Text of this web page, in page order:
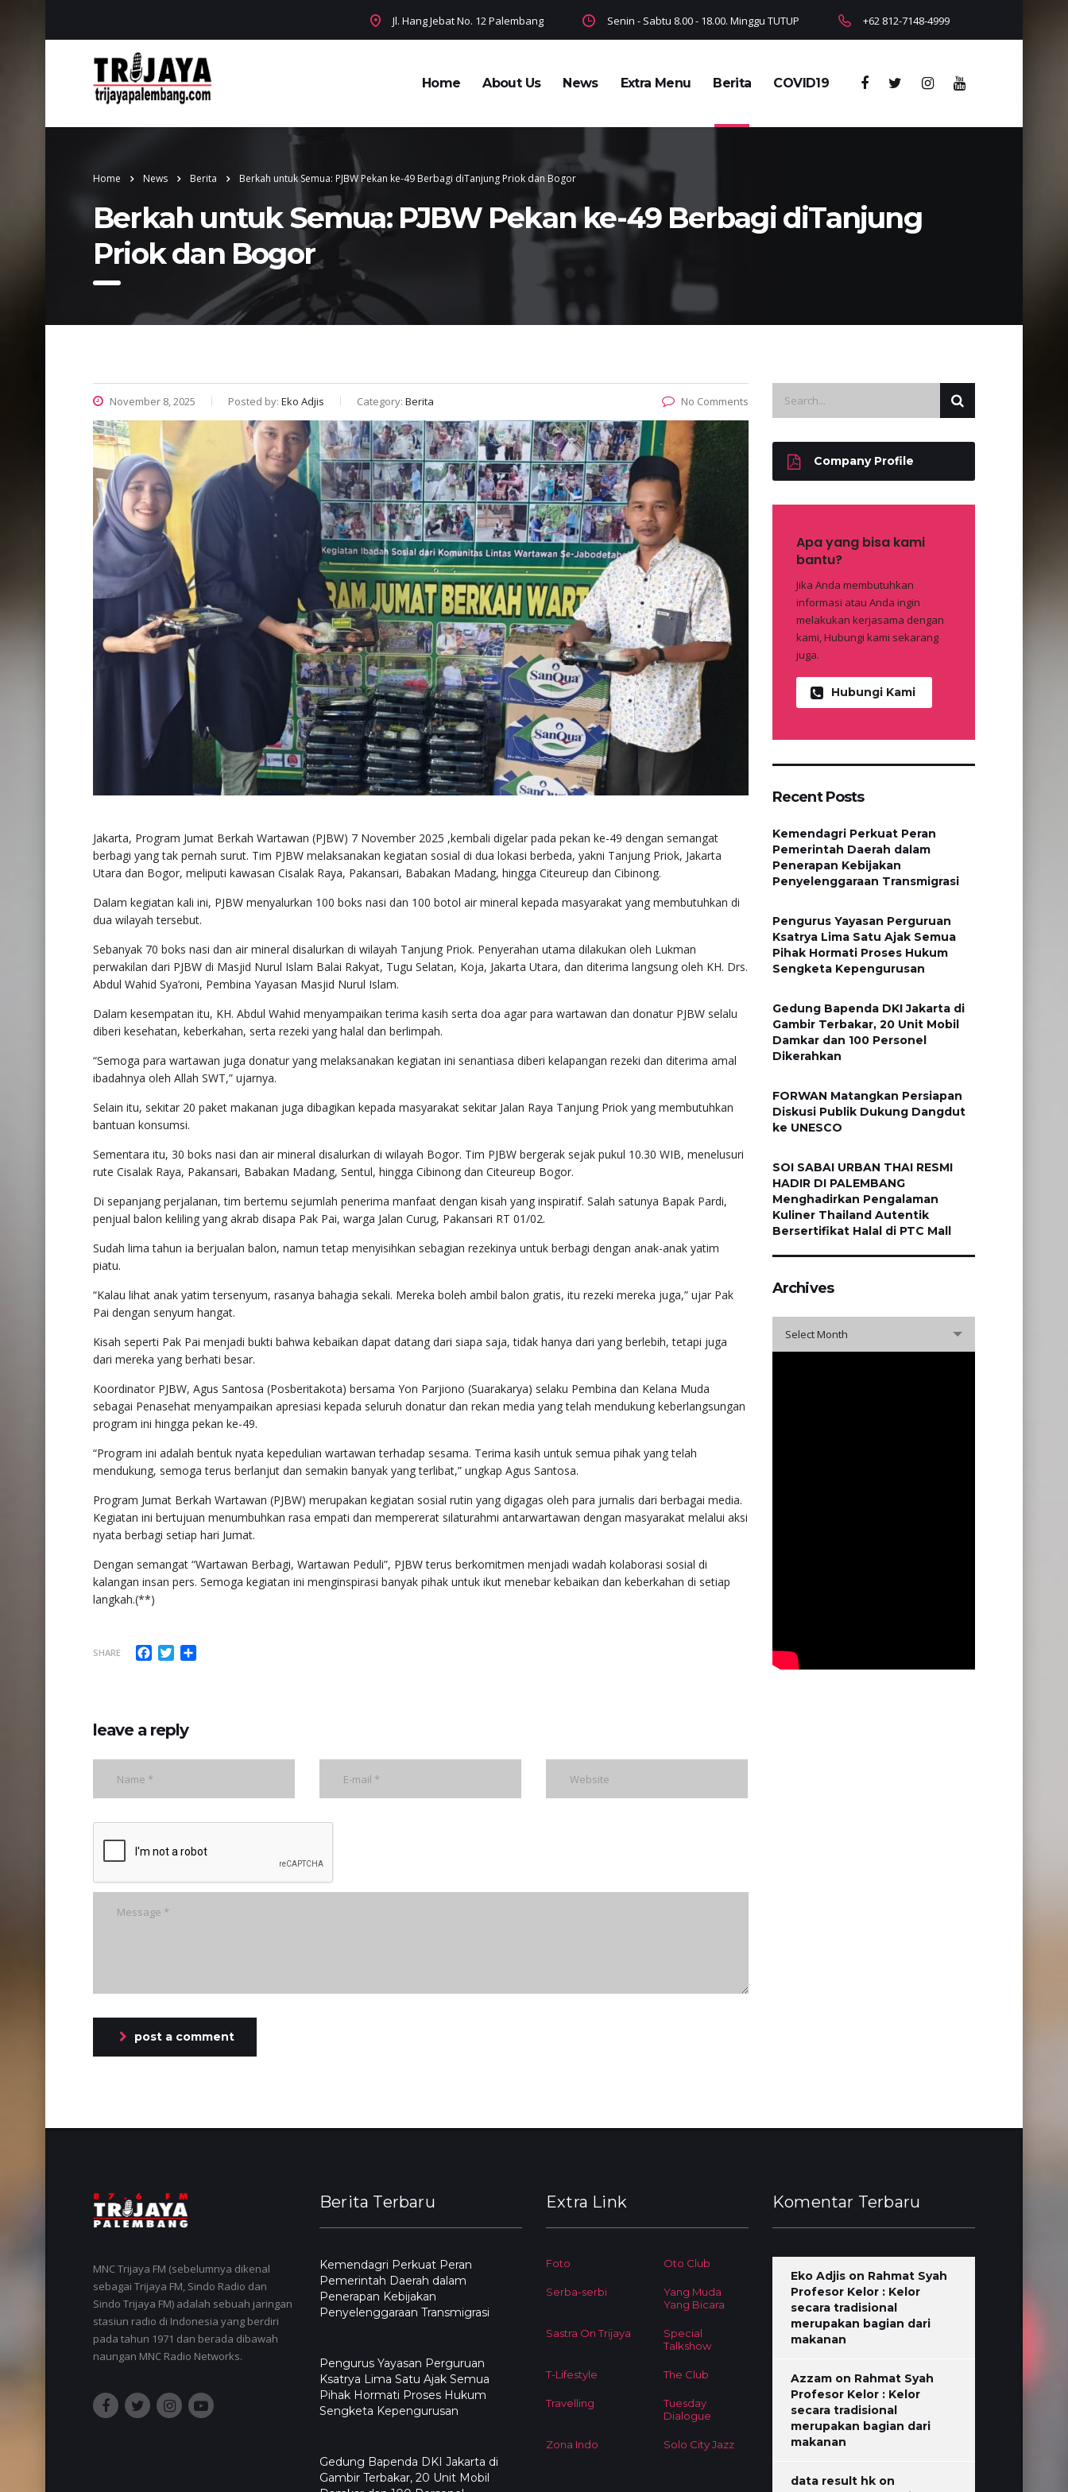
Jl. Hang Jebat No. 12 Palembang Senin - Sabtu 8.00 - 18.00. Minggu TUTUP +62 812-7148-4999
Home About Us News Extra Menu Berita COVID19
Home News Berita Berkah untuk Semua: PJBW Pekan ke-49 Berbagi diTanjung Priok dan Bogor
Berkah untuk Semua: PJBW Pekan ke-49 Berbagi diTanjung
Priok dan Bogor
November 8, 2025 Posted by: Eko Adjis Category: Berita No Comments
Jakarta, Program Jumat Berkah Wartawan (PJBW) 7 November 2025 ,kembali digelar pada pekan ke-49 dengan semangat
berbagi yang tak pernah surut. Tim PJBW melaksanakan kegiatan sosial di dua lokasi berbeda, yakni Tanjung Priok, Jakarta
Utara dan Bogor, meliputi kawasan Cisalak Raya, Pakansari, Babakan Madang, hingga Citeureup dan Cibinong.
Dalam kegiatan kali ini, PJBW menyalurkan 100 boks nasi dan 100 botol air mineral kepada masyarakat yang membutuhkan di
dua wilayah tersebut.
Sebanyak 70 boks nasi dan air mineral disalurkan di wilayah Tanjung Priok. Penyerahan utama dilakukan oleh Lukman
perwakilan dari PJBW di Masjid Nurul Islam Balai Rakyat, Tugu Selatan, Koja, Jakarta Utara, dan diterima langsung oleh KH. Drs.
Abdul Wahid Sya’roni, Pembina Yayasan Masjid Nurul Islam.
Dalam kesempatan itu, KH. Abdul Wahid menyampaikan terima kasih serta doa agar para wartawan dan donatur PJBW selalu
diberi kesehatan, keberkahan, serta rezeki yang halal dan berlimpah.
“Semoga para wartawan juga donatur yang melaksanakan kegiatan ini senantiasa diberi kelapangan rezeki dan diterima amal
ibadahnya oleh Allah SWT,” ujarnya.
Selain itu, sekitar 20 paket makanan juga dibagikan kepada masyarakat sekitar Jalan Raya Tanjung Priok yang membutuhkan
bantuan konsumsi.
Sementara itu, 30 boks nasi dan air mineral disalurkan di wilayah Bogor. Tim PJBW bergerak sejak pukul 10.30 WIB, menelusuri
rute Cisalak Raya, Pakansari, Babakan Madang, Sentul, hingga Cibinong dan Citeureup Bogor.
Di sepanjang perjalanan, tim bertemu sejumlah penerima manfaat dengan kisah yang inspiratif. Salah satunya Bapak Pardi,
penjual balon keliling yang akrab disapa Pak Pai, warga Jalan Curug, Pakansari RT 01/02.
Sudah lima tahun ia berjualan balon, namun tetap menyisihkan sebagian rezekinya untuk berbagi dengan anak-anak yatim
piatu.
“Kalau lihat anak yatim tersenyum, rasanya bahagia sekali. Mereka boleh ambil balon gratis, itu rezeki mereka juga,” ujar Pak
Pai dengan senyum hangat.
Kisah seperti Pak Pai menjadi bukti bahwa kebaikan dapat datang dari siapa saja, tidak hanya dari yang berlebih, tetapi juga
dari mereka yang berhati besar.
Koordinator PJBW, Agus Santosa (Posberitakota) bersama Yon Parjiono (Suarakarya) selaku Pembina dan Kelana Muda
sebagai Penasehat menyampaikan apresiasi kepada seluruh donatur dan rekan media yang telah mendukung keberlangsungan
program ini hingga pekan ke-49.
“Program ini adalah bentuk nyata kepedulian wartawan terhadap sesama. Terima kasih untuk semua pihak yang telah
mendukung, semoga terus berlanjut dan semakin banyak yang terlibat,” ungkap Agus Santosa.
Program Jumat Berkah Wartawan (PJBW) merupakan kegiatan sosial rutin yang digagas oleh para jurnalis dari berbagai media.
Kegiatan ini bertujuan menumbuhkan rasa empati dan mempererat silaturahmi antarwartawan dengan masyarakat melalui aksi
nyata berbagi setiap hari Jumat.
Dengan semangat “Wartawan Berbagi, Wartawan Peduli”, PJBW terus berkomitmen menjadi wadah kolaborasi sosial di
kalangan insan pers. Semoga kegiatan ini menginspirasi banyak pihak untuk ikut menebar kebaikan dan keberkahan di setiap
langkah.(**)
SHARE Facebook
Twitter
leave a reply
post a comment
Company Profile
Apa yang bisa kami
bantu?
Jika Anda membutuhkan
informasi atau Anda ingin
melakukan kerjasama dengan
kami, Hubungi kami sekarang
juga.
Hubungi Kami
Recent Posts
Kemendagri Perkuat Peran
Pemerintah Daerah dalam
Penerapan Kebijakan
Penyelenggaraan Transmigrasi
Pengurus Yayasan Perguruan
Ksatrya Lima Satu Ajak Semua
Pihak Hormati Proses Hukum
Sengketa Kepengurusan
Gedung Bapenda DKI Jakarta di
Gambir Terbakar, 20 Unit Mobil
Damkar dan 100 Personel
Dikerahkan
FORWAN Matangkan Persiapan
Diskusi Publik Dukung Dangdut
ke UNESCO
SOI SABAI URBAN THAI RESMI
HADIR DI PALEMBANG
Menghadirkan Pengalaman
Kuliner Thailand Autentik
Bersertifikat Halal di PTC Mall
Archives
Select Month
MNC Trijaya FM (sebelumnya dikenal
sebagai Trijaya FM, Sindo Radio dan
Sindo Trijaya FM) adalah sebuah jaringan
stasiun radio di Indonesia yang berdiri
pada tahun 1971 dan berada dibawah
naungan MNC Radio Networks.
Berita Terbaru
Kemendagri Perkuat Peran
Pemerintah Daerah dalam
Penerapan Kebijakan
Penyelenggaraan Transmigrasi
Pengurus Yayasan Perguruan
Ksatrya Lima Satu Ajak Semua
Pihak Hormati Proses Hukum
Sengketa Kepengurusan
Gedung Bapenda DKI Jakarta di
Gambir Terbakar, 20 Unit Mobil
Extra Link
Foto Oto Club
Serba-serbi
Yang Muda
Yang Bicara
Sastra On Trijaya
Special
Talkshow
T-Lifestyle The Club
Travelling
Tuesday
Dialogue
Zona Indo Solo City Jazz
Komentar Terbaru
Eko Adjis on Rahmat Syah
Profesor Kelor : Kelor
secara tradisional
merupakan bagian dari
makanan
Azzam on Rahmat Syah
Profesor Kelor : Kelor
secara tradisional
merupakan bagian dari
makanan
data result hk on